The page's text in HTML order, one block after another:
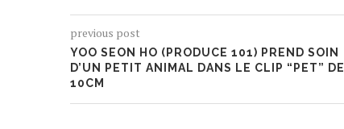
previous post
YOO SEON HO (PRODUCE 101) PREND SOIN
D’UN PETIT ANIMAL DANS LE CLIP “PET” DE
10CM